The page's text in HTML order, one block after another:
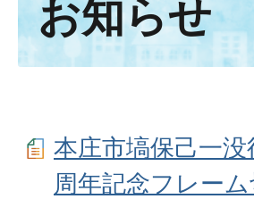
お知らせ
本庄市塙保己一
周年記念フレー